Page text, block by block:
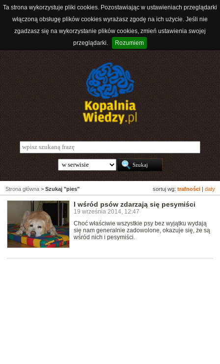
Ta strona wykorzystuje pliki cookies. Pozostawiając w ustawieniach przeglądarki
włączoną obsługę plików cookies wyrażasz zgodę na ich użycie. Jeśli nie
zgadzasz się na wykorzystanie plików cookies, zmień ustawienia swojej
przeglądarki.
Rozumiem
sortuj wg: trafności daty
Strona główna > Szukaj "pies"
I wśród psów zdarzają się pesymiści
19 września 2014, 12:47
Choć właściwie wszystkie psy bez wyjątku wydają
się nam generalnie zadowolone, okazuje się, że są
wśród nich i pesymiści.